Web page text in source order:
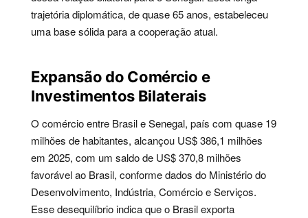
trajetória diplomática, de quase 65 anos, estabeleceu
uma base sólida para a cooperação atual.
Expansão do Comércio e
Investimentos Bilaterais
O comércio entre Brasil e Senegal, país com quase 19
milhões de habitantes, alcançou US$ 386,1 milhões
em 2025, com um saldo de US$ 370,8 milhões
favorável ao Brasil, conforme dados do Ministério do
Desenvolvimento, Indústria, Comércio e Serviços.
Esse desequilíbrio indica que o Brasil exporta